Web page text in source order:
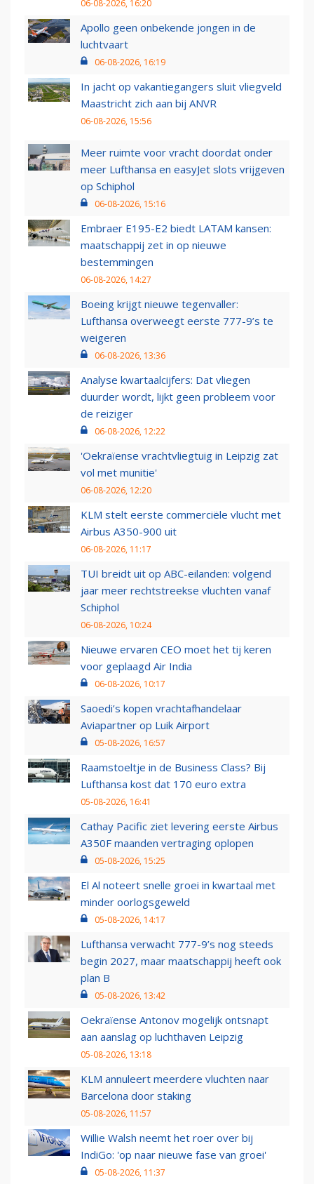
06-08-2026, 16:20
Apollo geen onbekende jongen in de
luchtvaart
06-08-2026, 16:19
In jacht op vakantiegangers sluit vliegveld
Maastricht zich aan bij ANVR
06-08-2026, 15:56
Meer ruimte voor vracht doordat onder
meer Lufthansa en easyJet slots vrijgeven
op Schiphol
06-08-2026, 15:16
Embraer E195-E2 biedt LATAM kansen:
maatschappij zet in op nieuwe
bestemmingen
06-08-2026, 14:27
Boeing krijgt nieuwe tegenvaller:
Lufthansa overweegt eerste 777-9’s te
weigeren
06-08-2026, 13:36
Analyse kwartaalcijfers: Dat vliegen
duurder wordt, lijkt geen probleem voor
de reiziger
06-08-2026, 12:22
'Oekraïense vrachtvliegtuig in Leipzig zat
vol met munitie'
06-08-2026, 12:20
KLM stelt eerste commerciële vlucht met
Airbus A350-900 uit
06-08-2026, 11:17
TUI breidt uit op ABC-eilanden: volgend
jaar meer rechtstreekse vluchten vanaf
Schiphol
06-08-2026, 10:24
Nieuwe ervaren CEO moet het tij keren
voor geplaagd Air India
06-08-2026, 10:17
Saoedi’s kopen vrachtafhandelaar
Aviapartner op Luik Airport
05-08-2026, 16:57
Raamstoeltje in de Business Class? Bij
Lufthansa kost dat 170 euro extra
05-08-2026, 16:41
Cathay Pacific ziet levering eerste Airbus
A350F maanden vertraging oplopen
05-08-2026, 15:25
El Al noteert snelle groei in kwartaal met
minder oorlogsgeweld
05-08-2026, 14:17
Lufthansa verwacht 777-9’s nog steeds
begin 2027, maar maatschappij heeft ook
plan B
05-08-2026, 13:42
Oekraïense Antonov mogelijk ontsnapt
aan aanslag op luchthaven Leipzig
05-08-2026, 13:18
KLM annuleert meerdere vluchten naar
Barcelona door staking
05-08-2026, 11:57
Willie Walsh neemt het roer over bij
IndiGo: 'op naar nieuwe fase van groei'
05-08-2026, 11:37